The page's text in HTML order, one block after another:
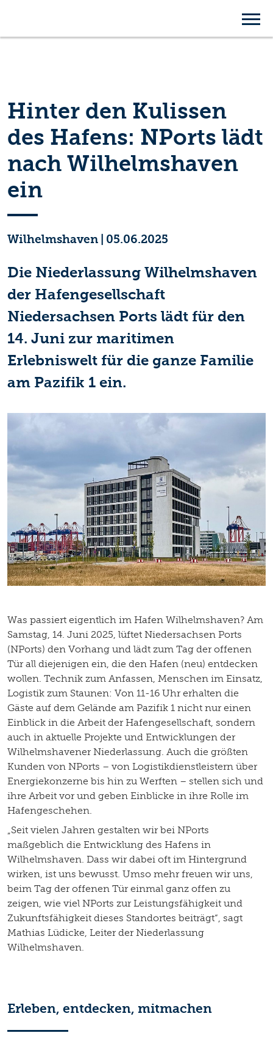
Hinter den Kulissen
des Hafens: NPorts lädt
nach Wilhelmshaven
ein
Wilhelmshaven 05.06.2025
Die Niederlassung Wilhelmshaven
der Hafengesellschaft
Niedersachsen Ports lädt für den
14. Juni zur maritimen
Erlebniswelt für die ganze Familie
am Pazifik 1 ein.
Was passiert eigentlich im Hafen Wilhelmshaven? Am
Samstag, 14. Juni 2025, lüftet Niedersachsen Ports
(NPorts) den Vorhang und lädt zum Tag der offenen
Tür all diejenigen ein, die den Hafen (neu) entdecken
wollen. Technik zum Anfassen, Menschen im Einsatz,
Logistik zum Staunen: Von 11-16 Uhr erhalten die
Gäste auf dem Gelände am Pazifik 1 nicht nur einen
Einblick in die Arbeit der Hafengesellschaft, sondern
auch in aktuelle Projekte und Entwicklungen der
Wilhelmshavener Niederlassung. Auch die größten
Kunden von NPorts – von Logistikdienstleistern über
Energiekonzerne bis hin zu Werften – stellen sich und
ihre Arbeit vor und geben Einblicke in ihre Rolle im
Hafengeschehen.
„Seit vielen Jahren gestalten wir bei NPorts
maßgeblich die Entwicklung des Hafens in
Wilhelmshaven. Dass wir dabei oft im Hintergrund
wirken, ist uns bewusst. Umso mehr freuen wir uns,
beim Tag der offenen Tür einmal ganz offen zu
zeigen, wie viel NPorts zur Leistungsfähigkeit und
Zukunftsfähigkeit dieses Standortes beiträgt“, sagt
Mathias Lüdicke, Leiter der Niederlassung
Wilhelmshaven.
Erleben, entdecken, mitmachen